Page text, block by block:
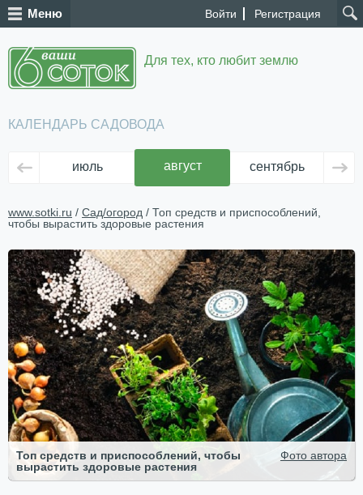
Войти Регистрация
Меню
Для тех, кто любит землю
КАЛЕНДАРЬ САДОВОДА
июль август сентябрь
www.sotki.ru / Сад/огород / Топ средств и приспособлений,
чтобы вырастить здоровые растения
Фото автора
Топ средств и приспособлений, чтобы
вырастить здоровые растения